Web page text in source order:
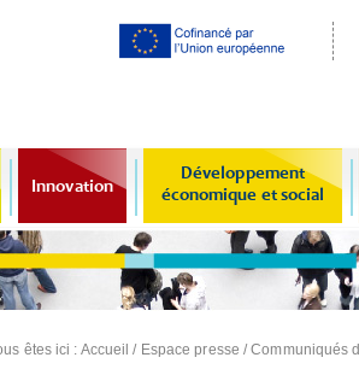
contenu
principal
Innovation
Développement
économique et social
êtes ici : Accueil / Espace presse /Communiqués